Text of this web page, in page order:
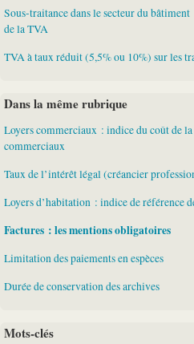
Sous-traitance dans le secteur du
de la TVA
TVA à taux réduit (5,5% ou 10%) sur les
Dans la même rubrique
Loyers commerciaux : indice du coût de
commerciaux
Taux de l’intérêt légal (créancier
Loyers d’habitation : indice de référence
Factures : les mentions obligatoires
Limitation des paiements en espèces
Durée de conservation des archives
Mots-clés